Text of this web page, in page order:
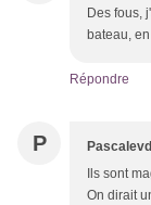
Des fous,
bateau,
Répondre
P
Ils sont
On dirait